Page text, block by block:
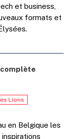
et business,
formats et
Lions
en Belgique les